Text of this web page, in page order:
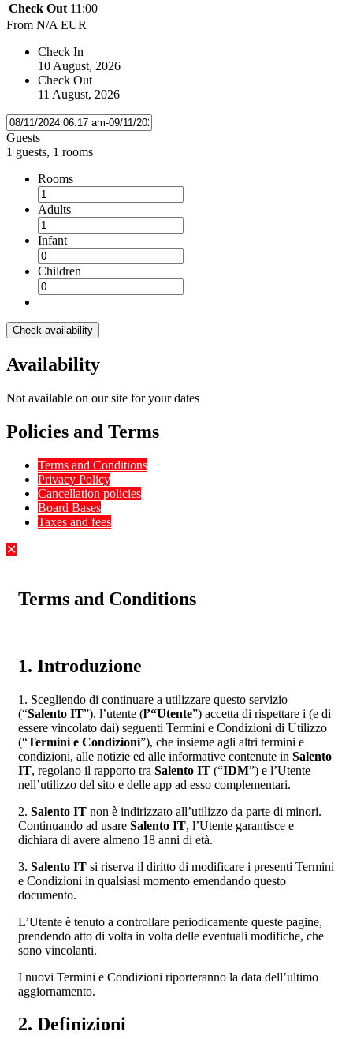
Check Out 11:00
From N/A EUR
Check In
10 August, 2026
Check Out
11 August, 2026
Guests
1 guests, 1 rooms
Rooms
Adults
Infant
Children
Check availability
Availability
Not available on our site for your dates
Policies and Terms
Terms and Conditions
Privacy Policy
Cancellation policies
Board Bases
Taxes and fees
✕
Terms and Conditions
1. Introduzione
1. Scegliendo di continuare a utilizzare questo servizio
(“Salento IT”), l’utente (l’“Utente”) accetta di rispettare i (e di
essere vincolato dai) seguenti Termini e Condizioni di Utilizzo
(“Termini e Condizioni”), che insieme agli altri termini e
condizioni, alle notizie ed alle informative contenute in Salento
IT, regolano il rapporto tra Salento IT (“IDM”) e l’Utente
nell’utilizzo del sito e delle app ad esso complementari.
2. Salento IT non è indirizzato all’utilizzo da parte di minori.
Continuando ad usare Salento IT, l’Utente garantisce e
dichiara di avere almeno 18 anni di età.
3. Salento IT si riserva il diritto di modificare i presenti Termini
e Condizioni in qualsiasi momento emendando questo
documento.
L’Utente è tenuto a controllare periodicamente queste pagine,
prendendo atto di volta in volta delle eventuali modifiche, che
sono vincolanti.
I nuovi Termini e Condizioni riporteranno la data dell’ultimo
aggiornamento.
2. Definizioni